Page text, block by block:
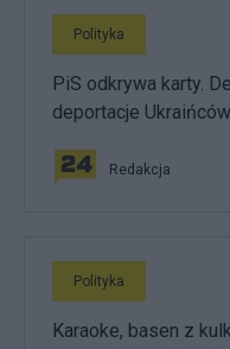
Polityka
PiS odkrywa karty.
deportacje
Redakcja
Polityka
Karaoke, basen z